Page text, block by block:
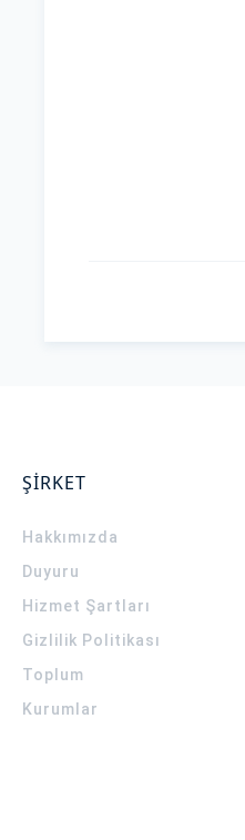
ŞİRKET
Hakkımızda
Duyuru
Hizmet Şartları
Gizlilik Politikası
Toplum
Kurumlar